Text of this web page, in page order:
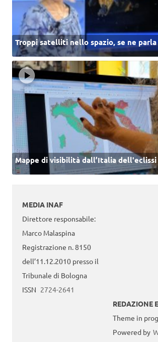
Troppi satelliti nello spazio, se ne parla
Mappe di visibilità dall’Italia
MEDIA INAF
Direttore responsabile:
Marco Malaspina
Registrazione n. 8150
dell’11.12.2010 presso il
Tribunale di Bologna
ISSN 2724-2641
REDAZIONE
Theme in
Powered by